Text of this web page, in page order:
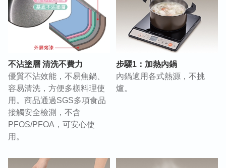
不沾塗層 清洗不費力
優質不沾效能，不易焦鍋、
容易清洗，方便多樣料理使
用。商品通過SGS多項食品
接觸安全檢測，不含
PFOS/PFOA，可安心使
用。
步驟1：加熱內鍋
內鍋適用各式熱源，不挑
爐。